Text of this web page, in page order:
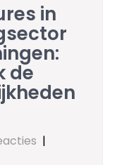
in
de
|